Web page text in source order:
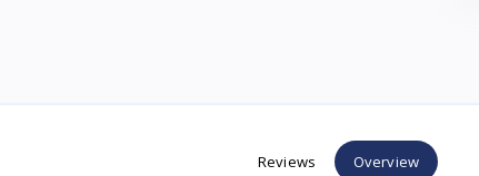
Overview
Reviews